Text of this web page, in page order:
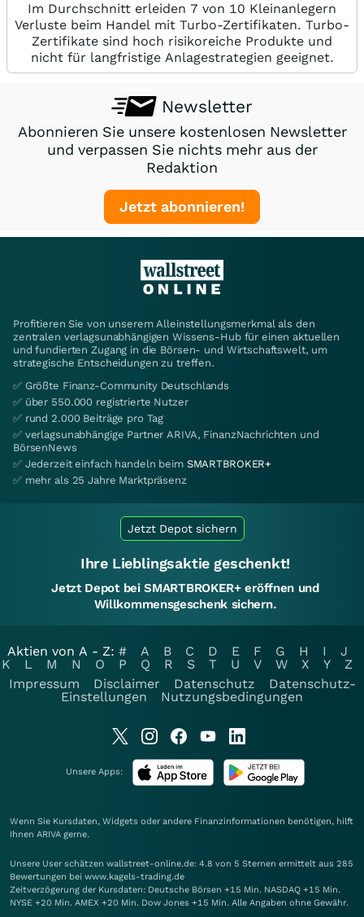
Im Durchschnitt erleiden 7 von 10 Kleinanlegern
Verluste beim Handel mit Turbo-Zertifikaten. Turbo-
Zertifikate sind hoch risikoreiche Produkte und
nicht für langfristige Anlagestrategien geeignet.
Newsletter
Abonnieren Sie unsere kostenlosen Newsletter
und verpassen Sie nichts mehr aus der
Redaktion
Jetzt abonnieren!
Profitieren Sie von unserem Alleinstellungsmerkmal als den
zentralen verlagsunabhängigen Wissens-Hub für einen aktuellen
und fundierten Zugang in die Börsen- und Wirtschaftswelt, um
strategische Entscheidungen zu treffen.
✅ Größte Finanz-Community Deutschlands
✅ über 550.000 registrierte Nutzer
✅ rund 2.000 Beiträge pro Tag
✅ verlagsunabhängige Partner ARIVA, FinanzNachrichten und
BörsenNews
✅ Jederzeit einfach handeln beim SMARTBROKER+
✅ mehr als 25 Jahre Marktpräsenz
Jetzt Depot sichern
Ihre Lieblingsaktie geschenkt!
Jetzt Depot bei SMARTBROKER+ eröffnen und
Willkommensgeschenk sichern.
Aktien von A - Z: # A B C D E F G H I
J
K
L M N O P Q R S T U V W X Y
Z
Impressum
Disclaimer Datenschutz
Datenschutz-
Einstellungen
Nutzungsbedingungen
Unsere Apps:
Wenn Sie Kursdaten, Widgets oder andere Finanzinformationen benötigen, hilft
Ihnen ARIVA gerne.
Unsere User schätzen wallstreet-online.de: 4.8 von 5 Sternen ermittelt aus 285
Bewertungen bei www.kagels-trading.de
Zeitverzögerung der Kursdaten: Deutsche Börsen +15 Min. NASDAQ +15 Min.
NYSE +20 Min. AMEX +20 Min. Dow Jones +15 Min. Alle Angaben ohne Gewähr.